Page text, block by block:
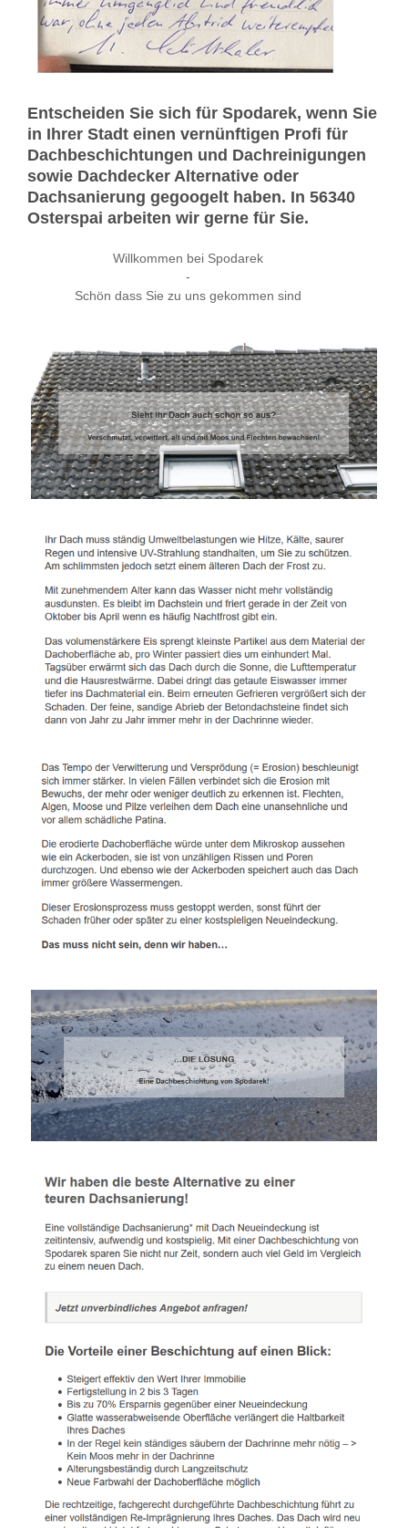
Entscheiden Sie sich für Spodarek, wenn Sie
in Ihrer Stadt einen vernünftigen Profi für
Dachbeschichtungen und Dachreinigungen
sowie Dachdecker Alternative oder
Dachsanierung gegoogelt haben. In 56340
Osterspai arbeiten wir gerne für Sie.
Willkommen bei Spodarek
-
Schön dass Sie zu uns gekommen sind